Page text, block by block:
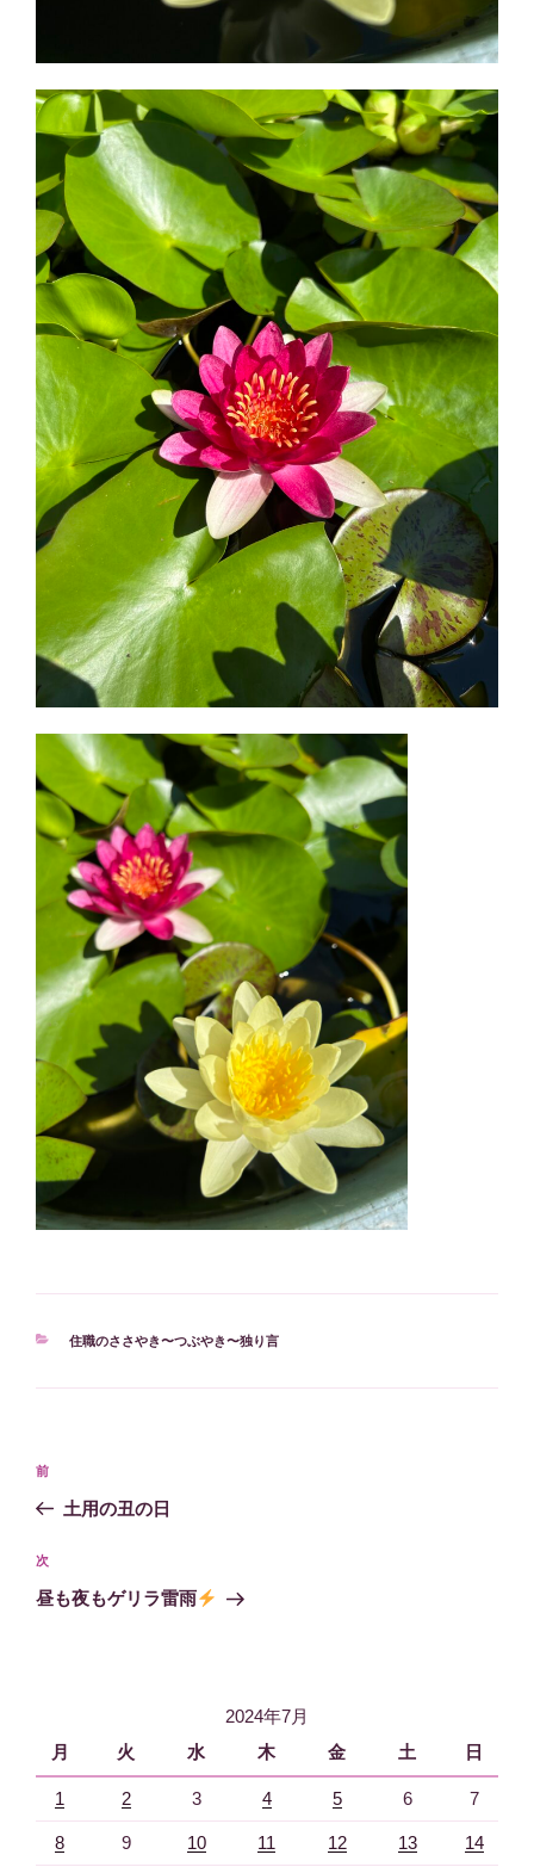
カ
住職のささやき〜つぶやき〜独り言
投
ビ
ゲ
過
去
投
稿
前
土用の丑の日
次
の
次
昼も夜もゲリラ雷雨
2024年7月
月
火 水 木 金 土 日
1 2 3 4 5 6 7
8 9 10 11 12 13 14